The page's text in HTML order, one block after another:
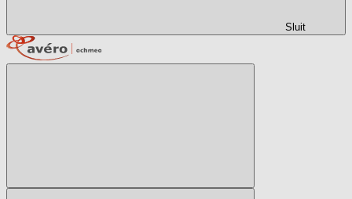
Sluit